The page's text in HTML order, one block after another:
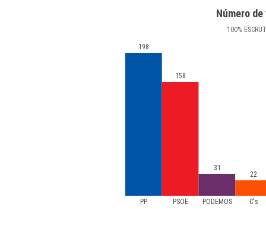
Número
100%
PP PSOE PODEMOS C's
198
158
31
22